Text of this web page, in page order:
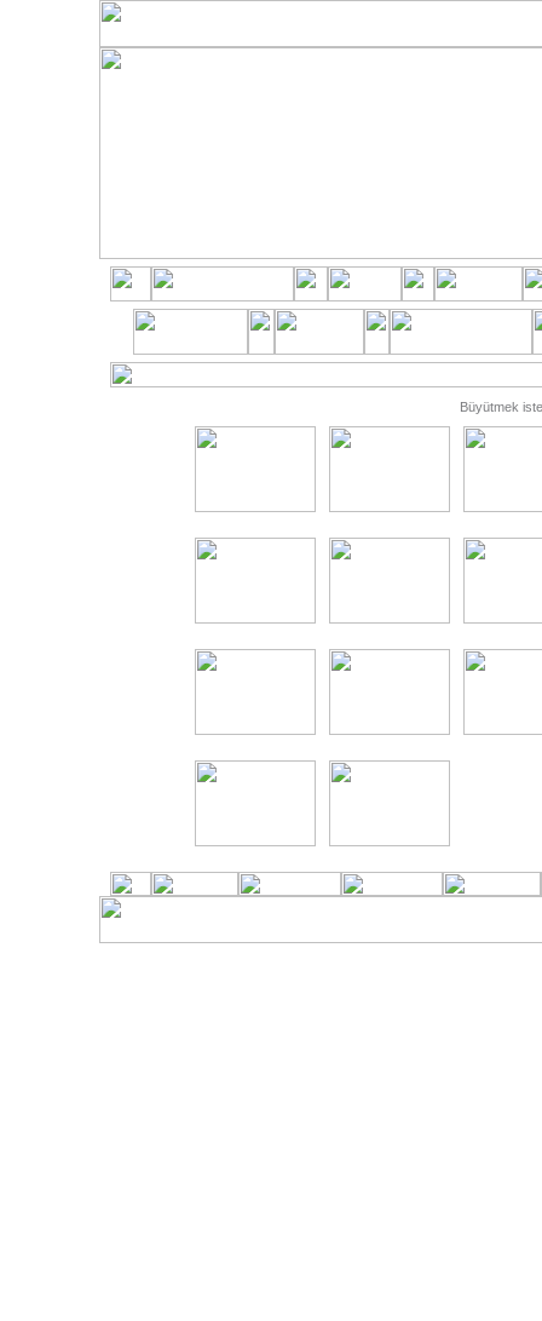
Büyütmek